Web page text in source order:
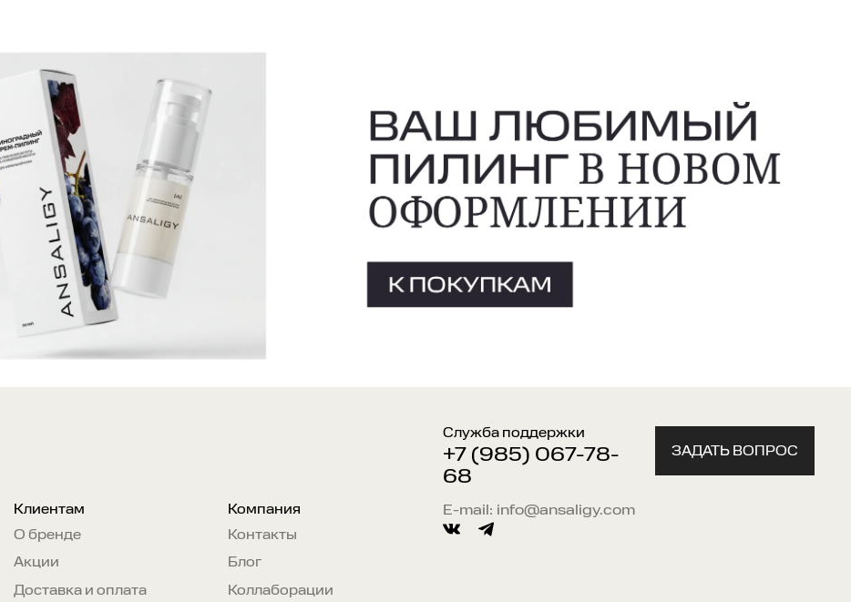
Клиентам
О бренде
Акции
Доставка и оплата
Компания
Контакты
Блог
Коллаборации
Служба поддержки
+7 (985) 067-78-
68
ЗАДАТЬ ВОПРОС
E-mail: info@ansaligy.com